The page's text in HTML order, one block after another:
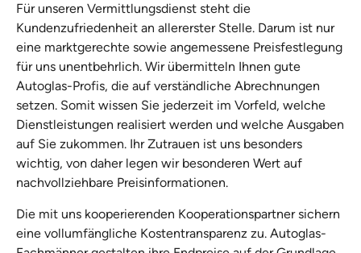
Für unseren Vermittlungsdienst steht die
Kundenzufriedenheit an allererster Stelle. Darum ist nur
eine marktgerechte sowie angemessene Preisfestlegung
für uns unentbehrlich. Wir übermitteln Ihnen gute
Autoglas-Profis, die auf verständliche Abrechnungen
setzen. Somit wissen Sie jederzeit im Vorfeld, welche
Dienstleistungen realisiert werden und welche Ausgaben
auf Sie zukommen. Ihr Zutrauen ist uns besonders
wichtig, von daher legen wir besonderen Wert auf
nachvollziehbare Preisinformationen.
Die mit uns kooperierenden Kooperationspartner sichern
eine vollumfängliche Kostentransparenz zu. Autoglas-